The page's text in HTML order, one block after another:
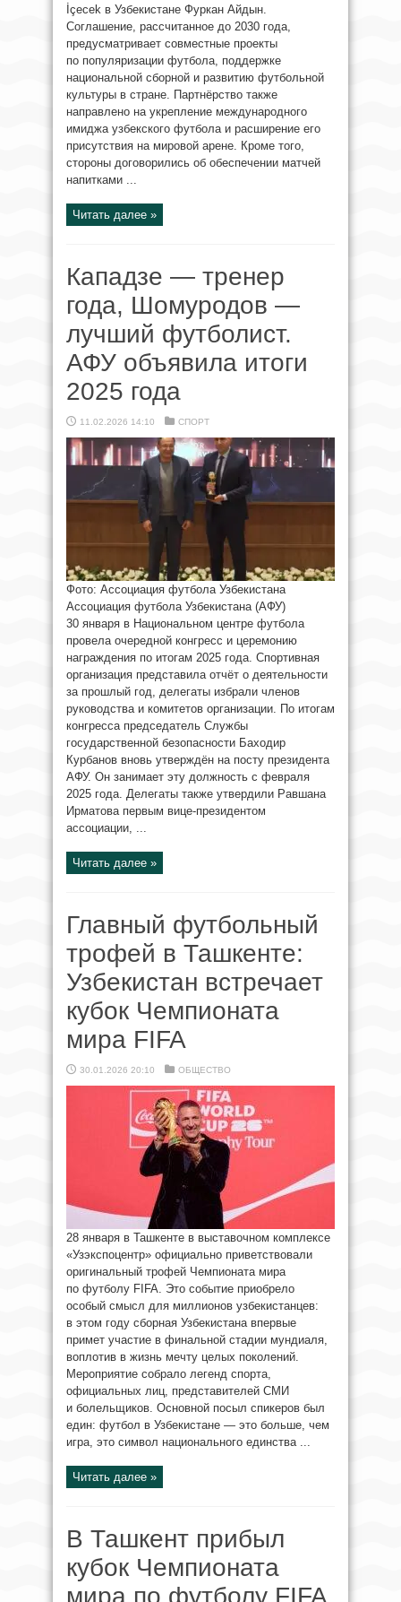
İçecek в Узбекистане Фуркан Айдын.
Соглашение, рассчитанное до 2030 года,
предусматривает совместные проекты
по популяризации футбола, поддержке
национальной сборной и развитию футбольной
культуры в стране. Партнёрство также
направлено на укрепление международного
имиджа узбекского футбола и расширение его
присутствия на мировой арене. Кроме того,
стороны договорились об обеспечении матчей
напитками ...
Читать далее »
Кападзе — тренер
года, Шомуродов —
лучший футболист.
АФУ объявила итоги
2025 года
11.02.2026 14:10 СПОРТ
Фото: Ассоциация футбола Узбекистана
Ассоциация футбола Узбекистана (АФУ)
30 января в Национальном центре футбола
провела очередной конгресс и церемонию
награждения по итогам 2025 года. Спортивная
организация представила отчёт о деятельности
за прошлый год, делегаты избрали членов
руководства и комитетов организации. По итогам
конгресса председатель Службы
государственной безопасности Баходир
Курбанов вновь утверждён на посту президента
АФУ. Он занимает эту должность с февраля
2025 года. Делегаты также утвердили Равшана
Ирматова первым вице-президентом
ассоциации, ...
Читать далее »
Главный футбольный
трофей в Ташкенте:
Узбекистан встречает
кубок Чемпионата
мира FIFA
30.01.2026 20:10 ОБЩЕСТВО
28 января в Ташкенте в выставочном комплексе
«Узэкспоцентр» официально приветствовали
оригинальный трофей Чемпионата мира
по футболу FIFA. Это событие приобрело
особый смысл для миллионов узбекистанцев:
в этом году сборная Узбекистана впервые
примет участие в финальной стадии мундиаля,
воплотив в жизнь мечту целых поколений.
Мероприятие собрало легенд спорта,
официальных лиц, представителей СМИ
и болельщиков. Основной посыл спикеров был
един: футбол в Узбекистане — это больше, чем
игра, это символ национального единства ...
Читать далее »
В Ташкент прибыл
кубок Чемпионата
мира по футболу FIFA